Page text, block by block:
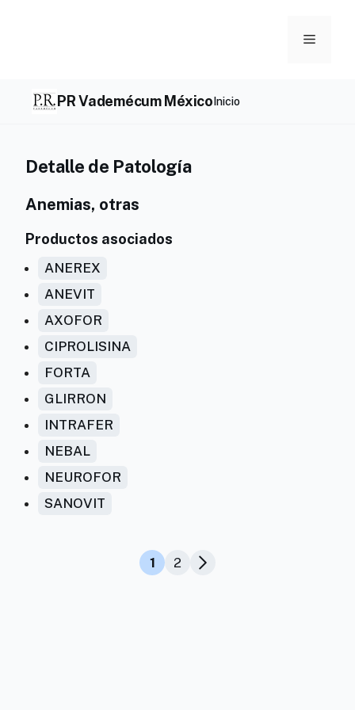
Menu
PR Vademécum MéxicoInicio
Detalle de Patología
Anemias, otras
Productos asociados
ANEREX
ANEVIT
AXOFOR
CIPROLISINA
FORTA
GLIRRON
INTRAFER
NEBAL
NEUROFOR
SANOVIT
1 2